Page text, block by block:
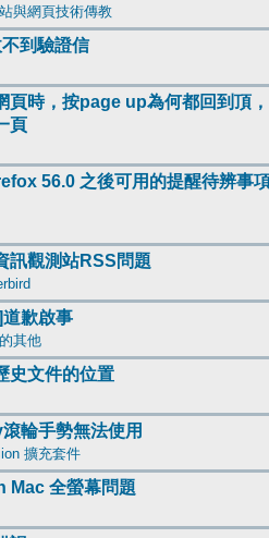
與網頁技術傳教
到驗證信
頁時，按page up為何都回到頂，
頁
56.0 之後可用的提醒待辨事
訊觀測站RSS問題
歉啟事
其他
史文件的位置
輪手勢無法使用
擴充套件
Mac 全螢幕問題